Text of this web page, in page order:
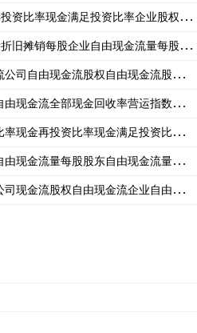
资比率现金满足投资比率企业股权自
旧摊销每股企业自由现金流量每股股
公司自由现金流股权自由现金流股权性
由现金流全部现金回收率营运指数资本
率现金再投资比率现金满足投资比率股
由现金流量每股股东自由现金流量省份
司现金流股权自由现金流企业自由现金